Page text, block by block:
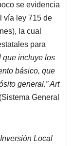
se evidencia
vía ley 715 de
la cual
para
que incluye los
básico, que
general.” Art
General
Local